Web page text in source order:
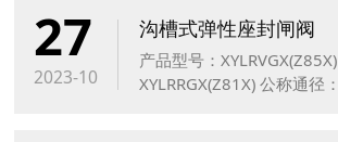
27
2023-10
沟槽式弹性座封闸阀
产品型号：XYLRVGX(Z85X)
XYLRRGX(Z81X) 公称通径